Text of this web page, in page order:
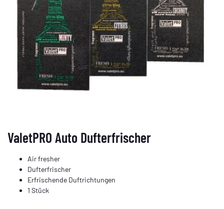
ValetPRO Auto Dufterfrischer
Air fresher
Dufterfrischer
Erfrischende Duftrichtungen
1 Stück